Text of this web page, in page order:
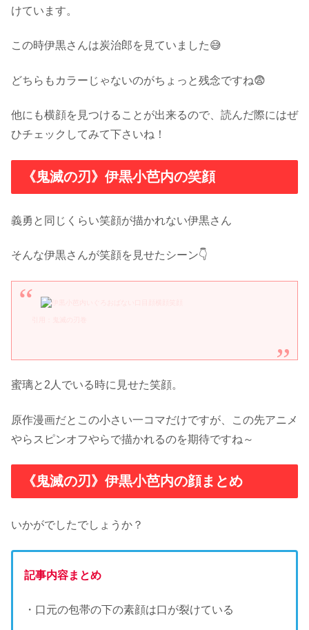
けています。
この時伊黒さんは炭治郎を見ていました😅
どちらもカラーじゃないのがちょっと残念ですね😨
他にも横顔を見つけることが出来るので、読んだ際にはぜ
ひチェックしてみて下さいね！
《鬼滅の刃》伊黒小芭内の笑顔
義勇と同じくらい笑顔が描かれない伊黒さん
そんな伊黒さんが笑顔を見せたシーン👇
蜜璃と2人でいる時に見せた笑顔。
原作漫画だとこの小さい一コマだけですが、この先アニメ
やらスピンオフやらで描かれるのを期待ですね～
《鬼滅の刃》伊黒小芭内の顔まとめ
いかがでしたでしょうか？
記事内容まとめ
・口元の包帯の下の素顔は口が裂けている